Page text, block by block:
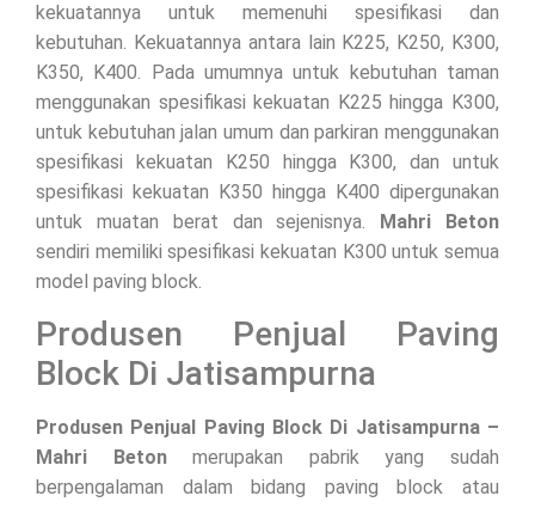
kekuatannya untuk memenuhi spesifikasi dan
kebutuhan. Kekuatannya antara lain K225, K250, K300,
K350, K400. Pada umumnya untuk kebutuhan taman
menggunakan spesifikasi kekuatan K225 hingga K300,
untuk kebutuhan jalan umum dan parkiran menggunakan
spesifikasi kekuatan K250 hingga K300, dan untuk
spesifikasi kekuatan K350 hingga K400 dipergunakan
untuk muatan berat dan sejenisnya.
Mahri Beton
sendiri memiliki spesifikasi kekuatan K300 untuk semua
model paving block.
Produsen Penjual Paving
Block Di Jatisampurna
Produsen Penjual Paving Block Di Jatisampurna –
Mahri Betonmerupakan pabrik yang sudah
berpengalaman dalam bidang paving block atau